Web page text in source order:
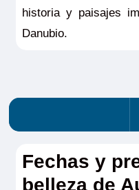
historia y paisajes
Danubio.
Fechas y
belleza de